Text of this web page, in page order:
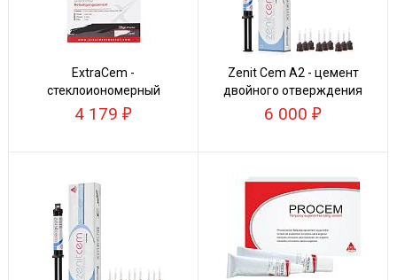
ExtraCem -
стеклоиономерный
цемент для постоянной
4 179
Zenit Cem А2 - цемент
двойного отверждения
6 000